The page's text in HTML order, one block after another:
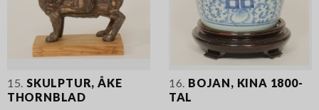
15. SKULPTUR, ÅKE
THORNBLAD
16. BOJAN, KINA 1800-
TAL